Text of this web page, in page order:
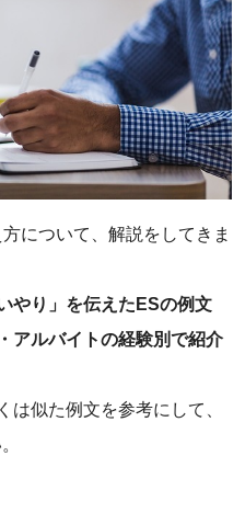
について、解説をしてきま
やり」を伝えたESの例文
アルバイトの経験別で紹介
は似た例文を参考にして、